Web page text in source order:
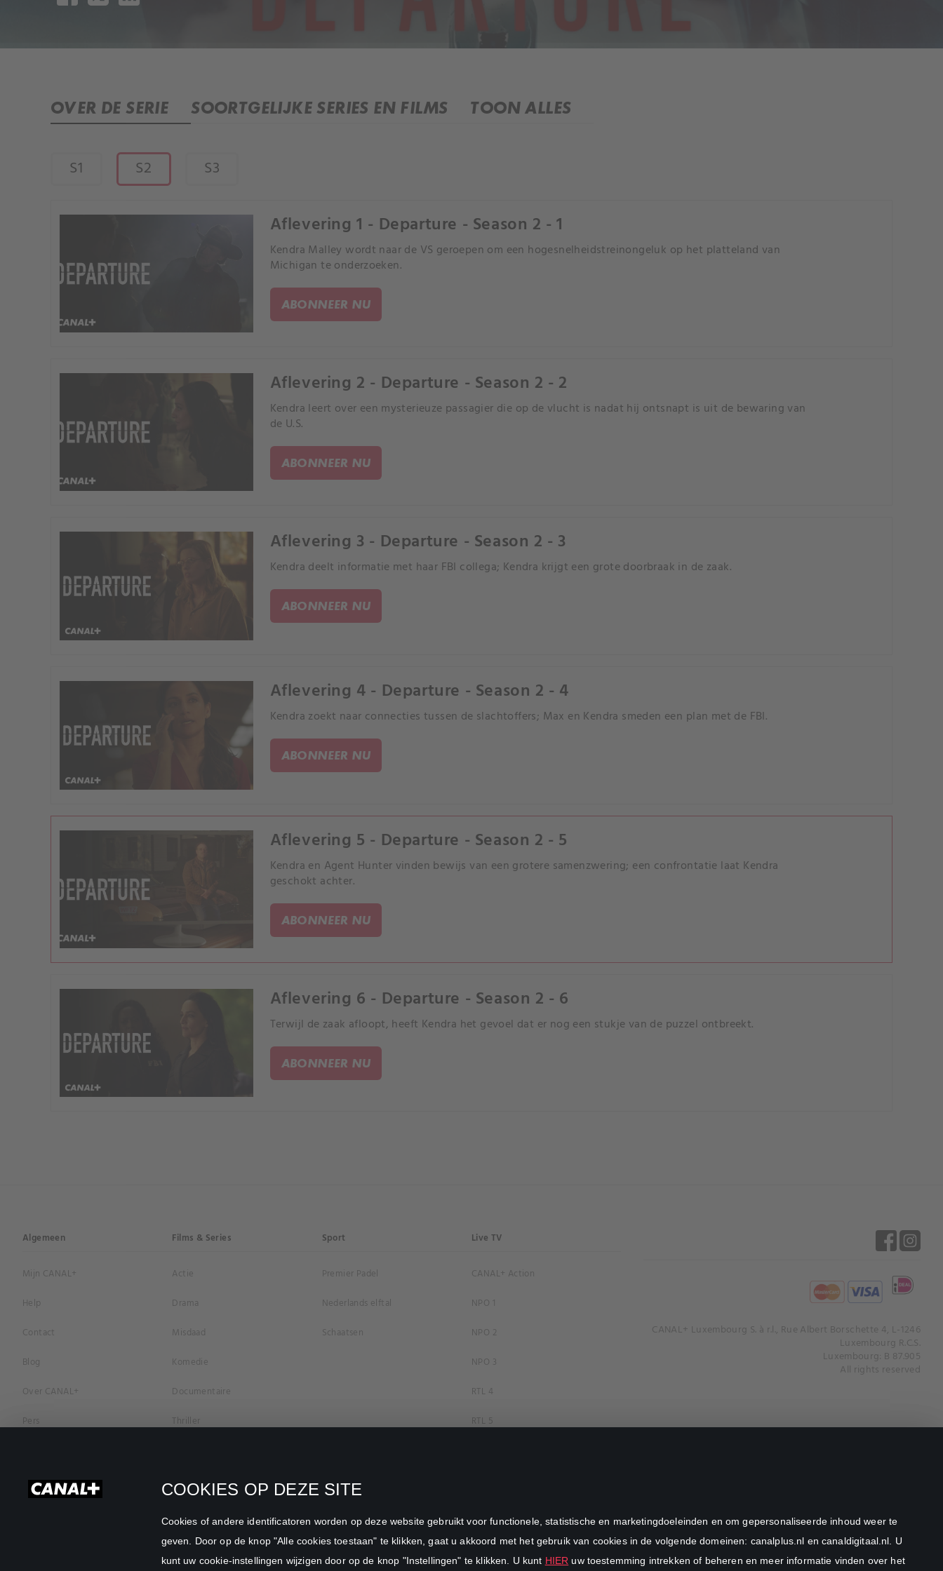
COOKIES OP DEZE SITE
Cookies of andere identificatoren worden op deze website gebruikt voor functionele, statistische en marketingdoeleinden en om gepersonaliseerde inhoud weer te
geven. Door op de knop "Alle cookies toestaan" te klikken, gaat u akkoord met het gebruik van cookies in de volgende domeinen: canalplus.nl en canaldigitaal.nl. U
kunt uw cookie-instellingen wijzigen door op de knop "Instellingen" te klikken. U kunt HIER uw toestemming intrekken of beheren en meer informatie vinden over het
OVER DE SERIE SOORTGELIJKE SERIES EN FILMS TOON ALLES
S1 S2 S3
Aflevering 1 - Departure - Season 2 - 1
Kendra Malley wordt naar de VS geroepen om een hogesnelheidstreinongeluk op het platteland van
Michigan te onderzoeken.
ABONNEER NU
Aflevering 2 - Departure - Season 2 - 2
Kendra leert over een mysterieuze passagier die op de vlucht is nadat hij ontsnapt is uit de bewaring van
de U.S.
ABONNEER NU
Aflevering 3 - Departure - Season 2 - 3
Kendra deelt informatie met haar FBI collega; Kendra krijgt een grote doorbraak in de zaak.
ABONNEER NU
Aflevering 4 - Departure - Season 2 - 4
Kendra zoekt naar connecties tussen de slachtoffers; Max en Kendra smeden een plan met de FBI.
ABONNEER NU
Aflevering 5 - Departure - Season 2 - 5
Kendra en Agent Hunter vinden bewijs van een grotere samenzwering; een confrontatie laat Kendra
geschokt achter.
ABONNEER NU
Aflevering 6 - Departure - Season 2 - 6
Terwijl de zaak afloopt, heeft Kendra het gevoel dat er nog een stukje van de puzzel ontbreekt.
ABONNEER NU
Algemeen
Mijn CANAL+
Help
Contact
Blog
Over CANAL+
Pers
Privacybeleid
Films & Series
Actie
Drama
Misdaad
Komedie
Documentaire
Thriller
Romantiek
Familie
Sport
Premier Padel
Nederlands elftal
Schaatsen
Live TV
CANAL+ Action
NPO 1
NPO 2
NPO 3
RTL 4
RTL 5
SBS6
CANAL+ Luxembourg S. à r.l., Rue Albert Borschette 4, L-1246
Luxembourg R.C.S.
Luxembourg: B 87.905
All rights reserved